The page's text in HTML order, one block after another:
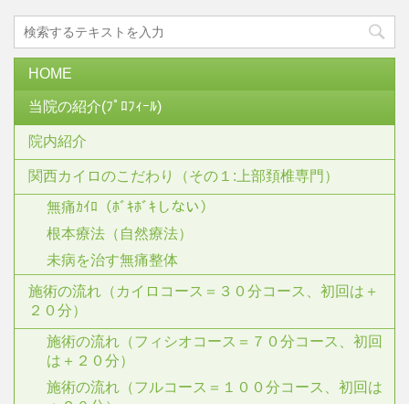
HOME
当院の紹介(ﾌﾟﾛﾌｨｰﾙ)
院内紹介
関西カイロのこだわり（その１:上部頚椎専門）
無痛ｶｲﾛ（ﾎﾞｷﾎﾞｷしない）
根本療法（自然療法）
未病を治す無痛整体
施術の流れ（カイロコース＝３０分コース、初回は＋
２０分）
施術の流れ（フィシオコース＝７０分コース、初回
は＋２０分）
施術の流れ（フルコース＝１００分コース、初回は